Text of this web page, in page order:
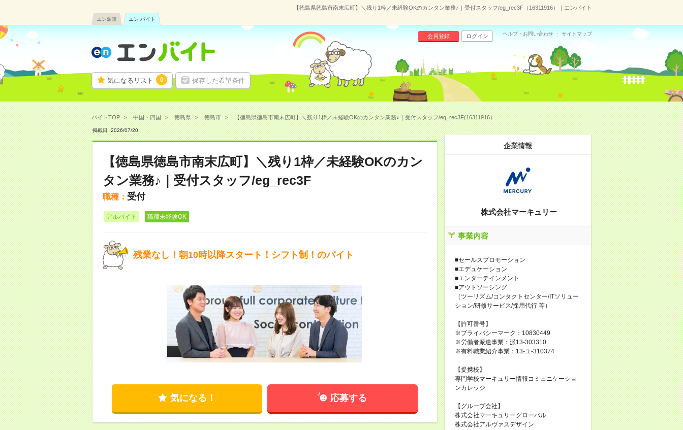
【徳島県徳島市南末広町】＼残り1枠／未経験OKのカンタン業務♪｜受付スタッフ/eg_rec3F（16311916）｜エンバイト
エン派遣 エン バイト
気になるリスト 0 保存した希望条件
会員登録 ログイン ヘルプ・お問い合わせ サイトマップ
バイトTOP 中国・四国 徳島県 徳島市 【徳島県徳島市南末広町】＼残り1枠／未経験OKのカンタン業務♪｜受付スタッフ/eg_rec3F(16311916）
掲載日 :2026/07/20
【徳島県徳島市南末広町】＼残り1枠／未経験OKのカン
タン業務♪｜受付スタッフ/eg_rec3F
職種： 受付
アルバイト 職種未経験OK
残業なし！朝10時以降スタート！シフト制！のバイト
気になる！ 応募する
企業情報
株式会社マーキュリー
事業内容
■セールスプロモーション
■エデュケーション
■エンターテインメント
■アウトソーシング
（ツーリズム/コンタクトセンター/ITソリュー
ション/研修サービス/採用代行 等）
【許可番号】
※プライバシーマーク：10830449
※労働者派遣事業：派13-303310
※有料職業紹介事業：13-ユ-310374
【提携校】
専門学校マーキュリー情報コミュニケーショ
ンカレッジ
【グループ会社】
株式会社マーキュリーグローバル
株式会社アルヴァスデザイン